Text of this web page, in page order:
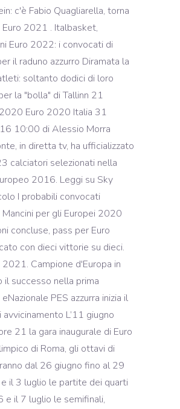
c'è Fabio Quagliarella, torna
Euro 2021 . Italbasket,
Euro 2022: i convocati di
il raduno azzurro Diramata la
soltanto dodici di loro
la "bolla" di Tallinn 21
Euro 2020 Italia 31
10:00 di Alessio Morra
in diretta tv, ha ufficializzato
calciatori selezionati nella
2016. Leggi su Sky
I probabili convocati
per gli Europei 2020
concluse, pass per Euro
con dieci vittorie su dieci.
Campione d'Europa in
il successo nella prima
PES azzurra inizia il
L’11 giugno
21 la gara inaugurale di Euro
di Roma, gli ottavi di
dal 26 giugno fino al 29
il 3 luglio le partite dei quarti
e il 7 luglio le semifinali,